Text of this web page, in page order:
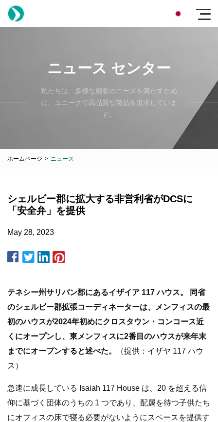
ニュース センター
私たちは、多様な顧客のニーズを満たすため
に、ユニークで高品質な製品を追求していま
す。
ホームページ > ニュース
シェルビー郡に拡大する非営利省がDCSに
「安全弁」を提供
May 28, 2023
テネシー州サリバン郡にあるイザイア 117 ハウス。 同省
のシェルビー郡拡張コーディネーターは、メンフィスの最
初のハウスが2024年初めにクロスタウン・コンコース近
くにオープンし、東メンフィスに2番目のハウスが来年末
までにオープンすると述べた。
（提供：イザヤ 117 ハウ
ス）
急速に成長している Isaiah 117 House は、20 を超える信
仰に基づく団体のうちの 1 つであり、配属を待つ子供たち
にオフィスの床で寝る必要がないようにスペースを提供す